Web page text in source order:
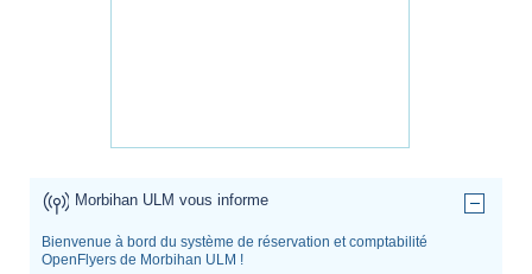
Morbihan ULM vous informe
Bienvenue à bord du système de réservation et comptabilité
OpenFlyers de Morbihan ULM !